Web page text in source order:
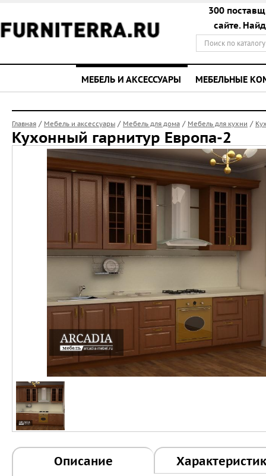
300
сайте.
МЕБЕЛЬ И АКСЕССУАРЫ МЕБЕЛЬНЫЕ
Главная / Мебель и аксессуары / Мебель для дома / Мебель для кухни /
Кухонный гарнитур Европа-2
Описание